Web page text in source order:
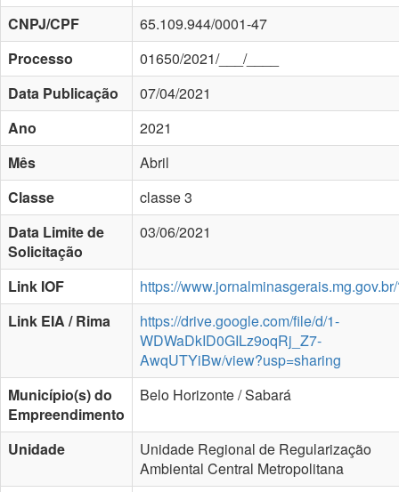
CNPJ/CPF
65.109.944/0001-47
Processo
01650/2021/___/____
Data Publicação
07/04/2021
Ano
2021
Mês
Abril
Classe
classe 3
Data Limite de
Solicitação
03/06/2021
Link IOF
https://
Link EIA / Rima
https://drive.google.com/file/d/1-
WDWaDkID0GILz9oqRj_Z7-
AwqUTYiBw/view?usp=sharing
Município(s) do
Empreendimento
Belo Horizonte / Sabará
Unidade
Unidade Regional de Regularização
Ambiental Central Metropolitana